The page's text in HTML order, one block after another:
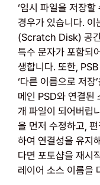
‘임시 파일을 저장
경우가 있습니다. 이
(Scratch Disk) 공간
특수 문자가 포함되
생합니다. 또한,
‘다른 이름으로 저
메인 PSD와 연결된
개 파일이 되어버립
을 먼저 수정하고,
하여 연결성을 유지
다면 포토샵을 재시
레이어 소스 이름을